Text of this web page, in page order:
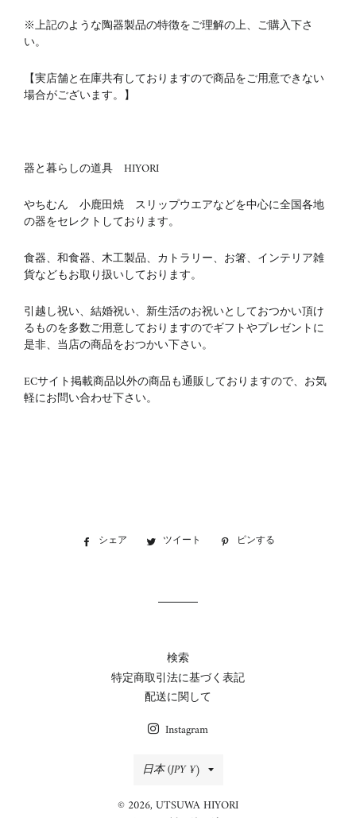
※上記のような陶器製品の特徴をご理解の上、ご購入下さ
い。
【実店舗と在庫共有しておりますので商品をご用意できない
場合がございます。】
器と暮らしの道具 HIYORI
やちむん 小鹿田焼 スリップウエアなどを中心に全国各地
の器をセレクトしております。
食器、和食器、木工製品、カトラリー、お箸、インテリア雑
貨などもお取り扱いしております。
引越し祝い、結婚祝い、新生活のお祝いとしておつかい頂け
るものを多数ご用意しておりますのでギフトやプレゼントに
是非、当店の商品をおつかい下さい。
ECサイト掲載商品以外の商品も通販しておりますので、お気
軽にお問い合わせ下さい。
シェア
Facebookツイート
Twitter ピンする
検索
特定商取引法に基づく表記
配送に関して
Instagram
国/
地
日本 (JPY ¥)
© 2026, UTSUWA HIYORI